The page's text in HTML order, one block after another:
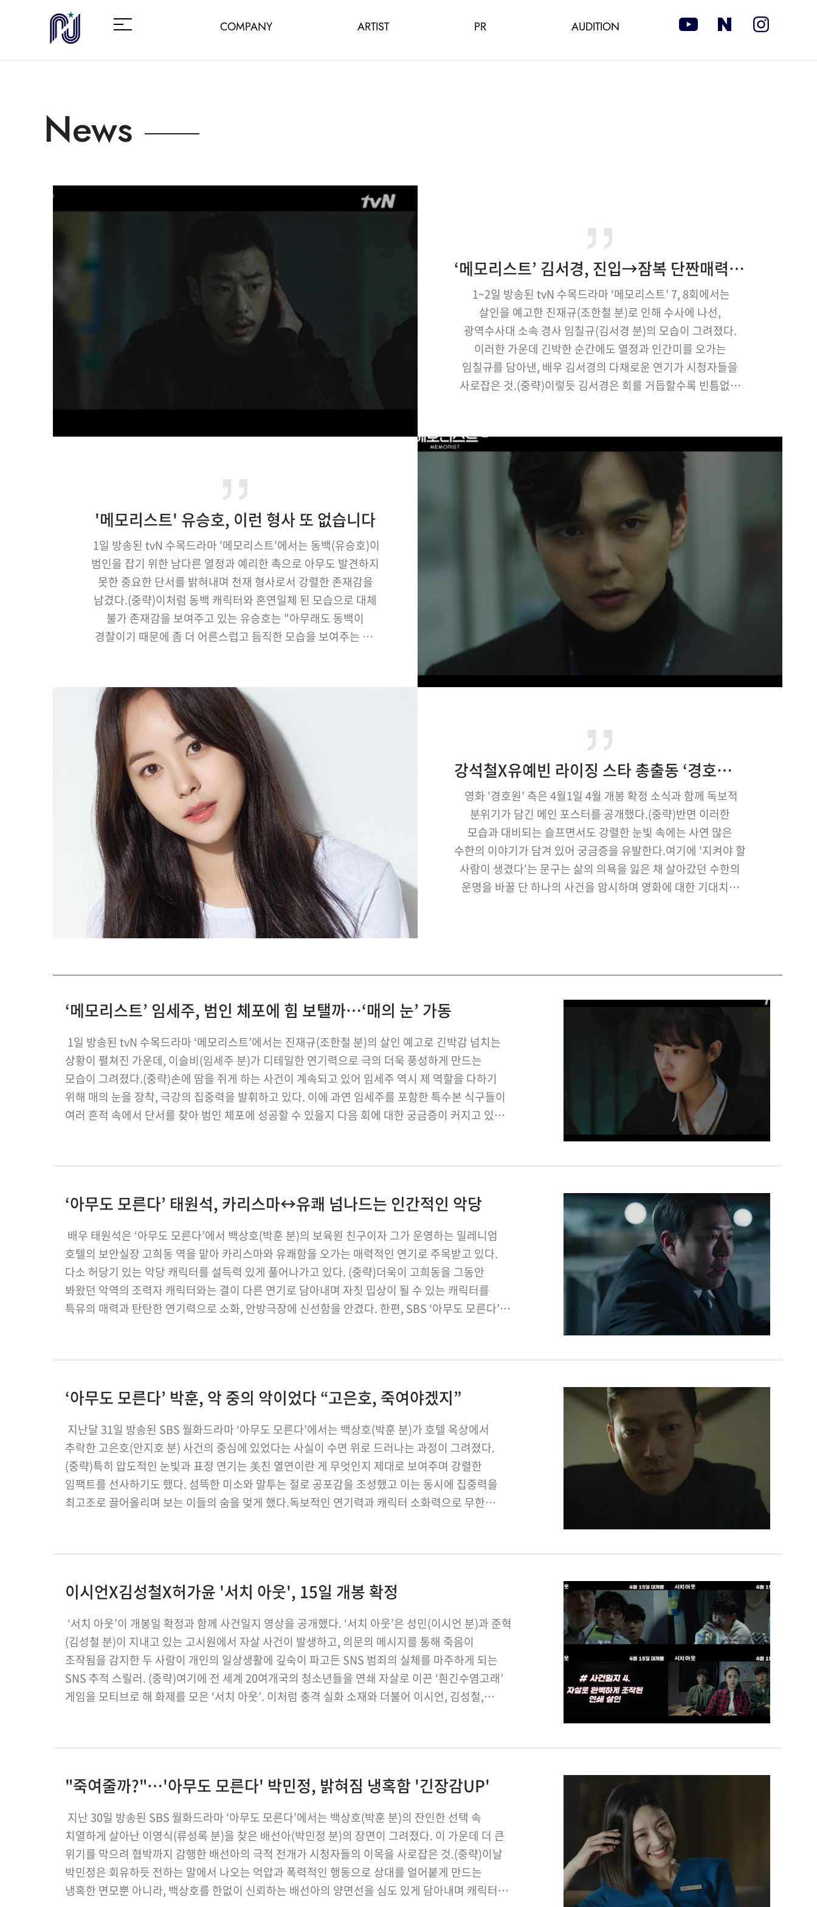
COMPANY ARTIST PR AUDITION
News
‘메모리스트’ 김서경, 진입→잠복 단짠매력 형사로 ‘맹활약’
1~2일 방송된 tvN 수목드라마 ‘메모리스트’ 7, 8회에서는
살인을 예고한 진재규(조한철 분)로 인해 수사에 나선,
광역수사대 소속 경사 임칠규(김서경 분)의 모습이 그려졌다.
이러한 가운데 긴박한 순간에도 열정과 인간미를 오가는
임칠규를 담아낸, 배우 김서경의 다채로운 연기가 시청자들을
사로잡은 것.(중략)이렇듯 김서경은 회를 거듭할수록 빈틈없는
‘메모리스트’에서 없어서는 안 될 존재로 자리매김하고…
'메모리스트' 유승호, 이런 형사 또 없습니다
1일 방송된 tvN 수목드라마 '메모리스트'에서는 동백(유승호)이
범인을 잡기 위한 남다른 열정과 예리한 촉으로 아무도 발견하지
못한 중요한 단서를 밝혀내며 천재 형사로서 강렬한 존재감을
남겼다.(중략)이처럼 동백 캐릭터와 혼연일체 된 모습으로 대체
불가 존재감을 보여주고 있는 유승호는 "아무래도 동백이
경찰이기 때문에 좀 더 어른스럽고 듬직한 모습을 보여주는 것,
캐릭터에 대한 남다른 애정과 열정을 드러냈다.…
강석철X유예빈 라이징 스타 총출동 ‘경호원’ 4월 개봉 확정
영화 '경호원' 측은 4월1일 4월 개봉 확정 소식과 함께 독보적
분위기가 담긴 메인 포스터를 공개했다.(중략)반면 이러한
모습과 대비되는 슬프면서도 강렬한 눈빛 속에는 사연 많은
수한의 이야기가 담겨 있어 궁금증을 유발한다.여기에 '지켜야 할
사람이 생겼다'는 문구는 삶의 의욕을 잃은 채 살아갔던 수한의
운명을 바꿀 단 하나의 사건을 암시하며 영화에 대한 기대치를
‘메모리스트’ 임세주, 범인 체포에 힘 보탤까…‘매의 눈’ 가동
1일 방송된 tvN 수목드라마 ‘메모리스트’에서는 진재규(조한철 분)의 살인 예고로 긴박감 넘치는
상황이 펼쳐진 가운데, 이슬비(임세주 분)가 디테일한 연기력으로 극의 더욱 풍성하게 만드는
모습이 그려졌다.(중략)손에 땀을 쥐게 하는 사건이 계속되고 있어 임세주 역시 제 역할을 다하기
위해 매의 눈을 장착, 극강의 집중력을 발휘하고 있다. 이에 과연 임세주를 포함한 특수본 식구들이
여러 흔적 속에서 단서를 찾아 범인 체포에 성공할 수 있을지 다음 회에 대한 궁금증이 커지고 있다.
‘아무도 모른다’ 태원석, 카리스마↔유쾌 넘나드는 인간적인 악당
배우 태원석은 ‘아무도 모른다’에서 백상호(박훈 분)의 보육원 친구이자 그가 운영하는 밀레니엄
호텔의 보안실장 고희동 역을 맡아 카리스마와 유쾌함을 오가는 매력적인 연기로 주목받고 있다.
다소 허당기 있는 악당 캐릭터를 설득력 있게 풀어나가고 있다. (중략)더욱이 고희동을 그동안
봐왔던 악역의 조력자 캐릭터와는 결이 다른 연기로 담아내며 자칫 밉상이 될 수 있는 캐릭터를
특유의 매력과 탄탄한 연기력으로 소화, 안방극장에 신선함을 안겼다. 한편, SBS ‘아무도 모른다’는
‘아무도 모른다’ 박훈, 악 중의 악이었다 “고은호, 죽여야겠지”
지난달 31일 방송된 SBS 월화드라마 ‘아무도 모른다’에서는 백상호(박훈 분)가 호텔 옥상에서
추락한 고은호(안지호 분) 사건의 중심에 있었다는 사실이 수면 위로 드러나는 과정이 그려졌다.
(중략)특히 압도적인 눈빛과 표정 연기는 美친 열연이란 게 무엇인지 제대로 보여주며 강렬한
임팩트를 선사하기도 했다. 섬뜩한 미소와 말투는 절로 공포감을 조성했고 이는 동시에 집중력을
최고조로 끌어올리며 보는 이들의 숨을 멎게 했다.독보적인 연기력과 캐릭터 소화력으로 무한
이시언X김성철X허가윤 '서치 아웃', 15일 개봉 확정
‘서치 아웃’이 개봉일 확정과 함께 사건일지 영상을 공개했다. ‘서치 아웃’은 성민(이시언 분)과 준혁
(김성철 분)이 지내고 있는 고시원에서 자살 사건이 발생하고, 의문의 메시지를 통해 죽음이
조작됨을 감지한 두 사람이 개인의 일상생활에 깊숙이 파고든 SNS 범죄의 실체를 마주하게 되는
SNS 추적 스릴러. (중략)여기에 전 세계 20여개국의 청소년들을 연쇄 자살로 이끈 ‘흰긴수염고래’
게임을 모티브로 해 화제를 모은 ‘서치 아웃’. 이처럼 충격 실화 소재와 더불어 이시언, 김성철,
"죽여줄까?"…'아무도 모른다' 박민정, 밝혀짐 냉혹함 '긴장감UP'
지난 30일 방송된 SBS 월화드라마 ‘아무도 모른다’에서는 백상호(박훈 분)의 잔인한 선택 속
치열하게 살아난 이영식(류성록 분)을 찾은 배선아(박민정 분)의 장면이 그려졌다. 이 가운데 더 큰
위기를 막으려 협박까지 감행한 배선아의 극적 전개가 시청자들의 이목을 사로잡은 것.(중략)이날
박민정은 회유하듯 전하는 말에서 나오는 억압과 폭력적인 행동으로 상대를 얼어붙게 만드는
냉혹한 면모뿐 아니라, 백상호를 한없이 신뢰하는 배선아의 양면선을 심도 있게 담아내며 캐릭터의